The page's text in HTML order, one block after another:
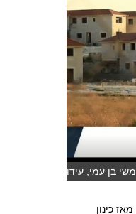
בן עמי, עידו
כינון